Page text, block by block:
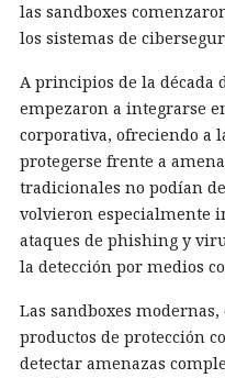
las sandboxes
los sistemas de
A principios de la década
empezaron a integrarse
corporativa, ofreciendo a
protegerse frente a
tradicionales no podían
volvieron especialmente
ataques de phishing y
la detección por medios
Las sandboxes
productos de protección
detectar amenazas